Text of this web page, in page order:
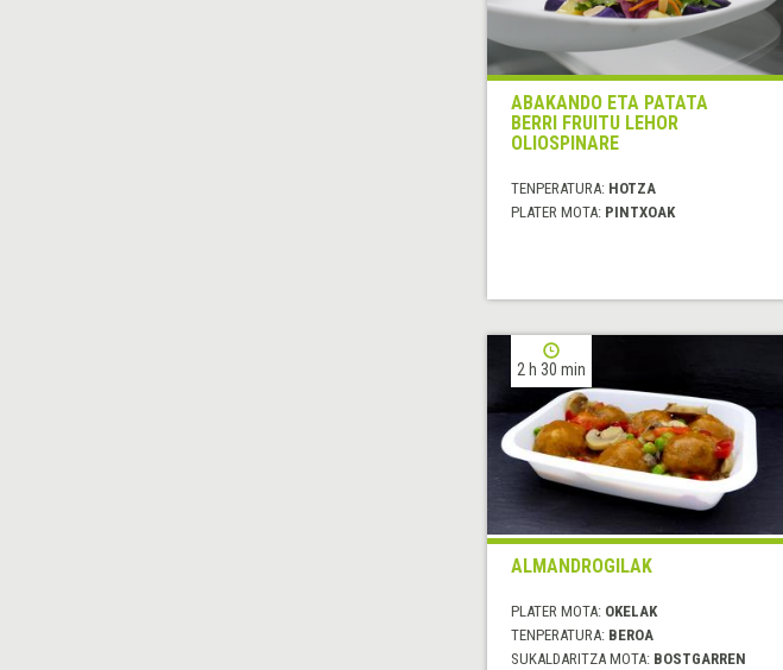
ABAKANDO ETA PATATA
BERRI FRUITU LEHOR
OLIOSPINARE
TENPERATURA: HOTZA
PLATER MOTA: PINTXOAK
2 h 30 min
ALMANDROGILAK
PLATER MOTA: OKELAK
TENPERATURA: BEROA
SUKALDARITZA MOTA: BOSTGARREN